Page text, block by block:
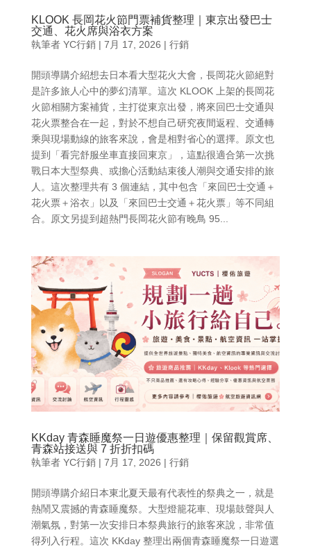
KLOOK 長岡花火節門票補貨整理｜東京出發巴士
交通、花火席與浴衣方案
執筆者 YC行銷| 7月 17, 2026 | 行銷
開頭導購介紹想去日本看大型花火大會，長岡花火節絕對
是許多旅人心中的夢幻清單。這次 KLOOK 上架的長岡花
火節相關方案補貨，主打從東京出發，將來回巴士交通與
花火票整合在一起，對於不想自己研究夜間返程、交通轉
乘與現場動線的旅客來說，會是相對省心的選擇。原文也
提到「看完舒服坐車直接回東京」，這點很適合第一次挑
戰日本大型祭典、或擔心活動結束後人潮與交通安排的旅
人。這次整理共有 3 個連結，其中包含「來回巴士交通＋
花火票＋浴衣」以及「來回巴士交通＋花火票」等不同組
合。原文另提到超熱門長岡花火節有晚鳥 95...
KKday 青森睡魔祭一日遊優惠整理｜保留觀賞席、
青森站接送與 7 折折扣碼
執筆者 YC行銷| 7月 17, 2026 | 行銷
開頭導購介紹日本東北夏天最有代表性的祭典之一，就是
熱鬧又震撼的青森睡魔祭。大型燈籠花車、現場鼓聲與人
潮氣氛，對第一次安排日本祭典旅行的旅客來說，非常值
得列入行程。這次 KKday 整理出兩個青森睡魔祭一日遊選